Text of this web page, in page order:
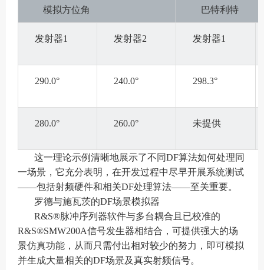
模拟方位角 巴特利特
发射器1 发射器2 发射器1
290.0° 240.0° 298.3°
280.0° 260.0° 未提供
这一理论示例清晰地展示了不同DF算法如何处理同
一场景，它充分表明，在开发过程中尽早开展系统测试
——包括射频硬件和相关DF处理算法——至关重要。
罗德与施瓦茨的DF场景模拟器
R&S®脉冲序列器软件与多台耦合且已校准的
R&S®SMW200A信号发生器相结合，可提供强大的场
景仿真功能，从而只需付出相对较少的努力，即可模拟
并生成大量相关的DF场景及真实射频信号。